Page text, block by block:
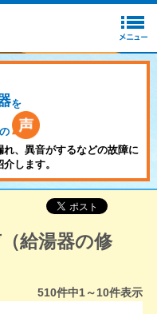
を
の
、異音がするなどの故障に
します。
給湯器の修
510件中1～10件表示